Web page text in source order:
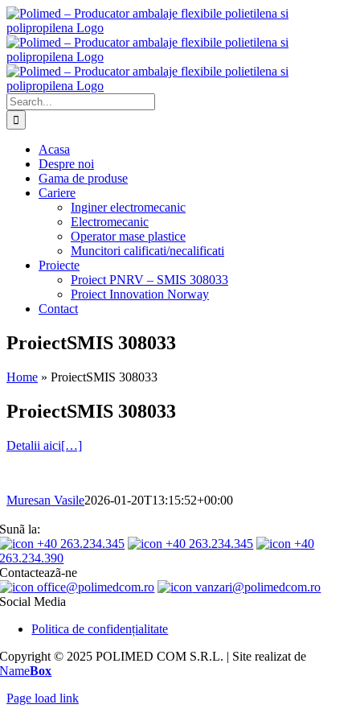
Skip
to
content
Search
for:
Acasa
Despre noi
Gama de produse
Cariere
Inginer electromecanic
Electromecanic
Operator mase plastice
Muncitori calificati/necalificati
Proiecte
Proiect PNRV – SMIS 308033
Proiect Innovation Norway
Contact
ProiectSMIS 308033
Home » ProiectSMIS 308033
ProiectSMIS 308033
Detalii aici[…]
Muresan Vasile2026-01-20T13:15:52+00:00
Sunã la:
+40 263.234.345
+40 263.234.345
+40
263.234.390
Contacteazã-ne
office@polimedcom.ro
vanzari@polimedcom.ro
Social Media
Politica de confidențialitate
Copyright © 2025 POLIMED COM S.R.L. | Site realizat de
NameBox
Page load link